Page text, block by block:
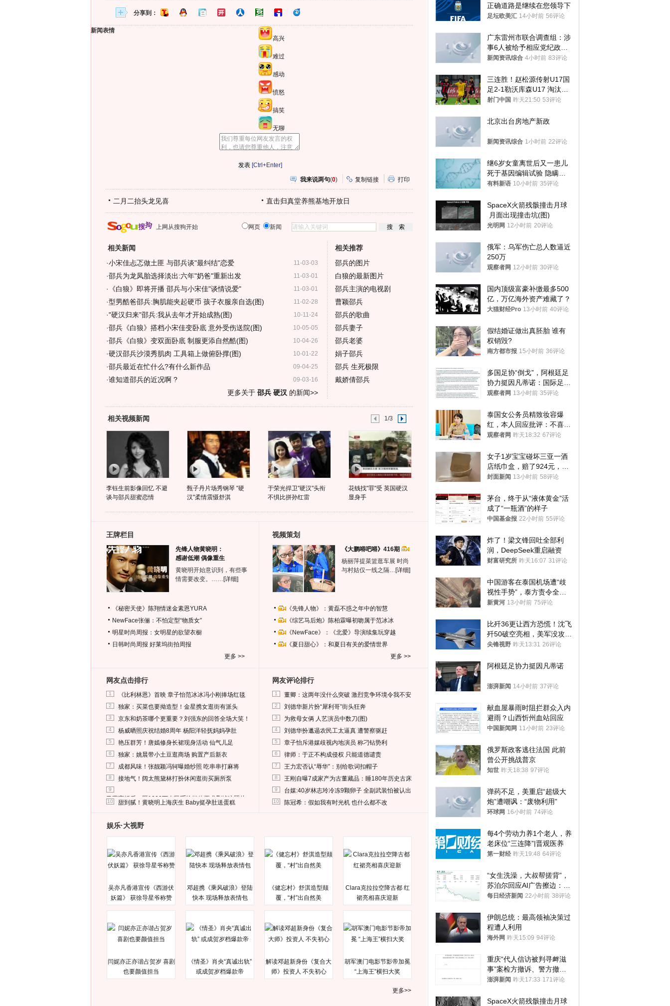
分享到：
新闻表情
高兴
难过
感动
愤怒
搞笑
无聊
[Ctrl+Enter]
我来说两句(0) 复制链接 打印
二月二抬头龙见喜 直击归真堂养熊基地开放日
上网从搜狗开始 网页 新闻
相关新闻
11-03-03
·小宋佳忐忑做土匪 与邵兵谈"最纠结"恋爱
11-03-01
·邵兵为龙凤胎选择淡出:六年"奶爸"重新出发
11-03-01
· 《白狼》即将开播 邵兵与小宋佳"谈情说爱"
11-02-28
·型男酷爸邵兵:胸肌能夹起硬币 孩子衣服亲自选(图)
10-11-24
·"硬汉归来"邵兵:我从去年才开始成熟(图)
10-05-05
·邵兵《白狼》搭档小宋佳变卧底 意外受伤送院(图)
10-04-26
·邵兵《白狼》变双面卧底 制服更添自然酷(图)
10-01-22
·硬汉邵兵沙漠秀肌肉 工具箱上做俯卧撑(图)
09-04-25
·邵兵最近在忙什么?有什么新作品
09-03-16
·谁知道邵兵的近况啊 ?
更多关于 邵兵 硬汉 的新闻>>
相关推荐
邵兵的图片
白狼的最新图片
邵兵主演的电视剧
曹颖邵兵
邵兵的歌曲
邵兵妻子
邵兵老婆
娟子邵兵
邵兵 生死极限
戴娇倩邵兵
相关视频新闻 1/3
李钰生前影像回忆 不避
谈与邵兵甜蜜恋情
甄子丹片场秀钢琴 "硬
汉"柔情震慑舒淇
于荣光捍卫"硬汉"头衔
不惧比拼孙红雷
花钱找"罪"受 英国硬汉
显身手
王牌栏目
先锋人物黄晓明：
感谢低潮 偶像重生
黄晓明开始意识到，有些事
情需要改变。…… [详细]
《秘密天使》陈翔情迷金素恩YURA
NewFace张俪：不怕定型“物质女”
明星时尚周报：女明星的欲望衣橱
日韩时尚周报 好莱坞街拍周报
更多 >>
视频策划
《大鹏嘚吧嘚》416期
杨丽萍提菜篮逛车展 时尚
与村姑仅一线之隔… [详细]
《先锋人物》：黄磊不惑之年中的智慧
《综艺马后炮》陈柏霖曝初吻属于范冰冰
《NewFace》：《北爱》导演续集玩穿越
《夏日甜心》：和夏日有关的爱情世界
更多 >>
网友点击排行
1 《比利林恩》首映 章子怡范冰冰冯小刚捧场红毯
2 独家：买菜也要拗造型！金星携女逛街有派头
3 京东和奶茶哪个更重要？刘强东的回答全场大笑！
4 杨威晒照庆祝结婚8周年 杨阳洋轻抚妈妈孕肚
5 艳压群芳！唐嫣修身长裙现身活动 仙气儿足
6 独家：姚晨带小土豆逛商场 购置产后新衣
7 成都风味！张靓颖冯轲曝婚纱照 吃串串打麻将
8 接地气！阔太熊黛林打扮休闲逛街买厕所泵
9
马蓉离婚后，砸1000万人民币给媒体要求删掉这照片
10 甜到腻！黄晓明上海庆生 Baby挺孕肚送蛋糕
网友评论排行
1 董卿：这两年没什么突破 激烈竞争环境令我不安
2 刘德华新片扮“犀利哥”街头狂奔
3 为救母女俩 人艺演员中数刀(图)
4 刘德华扮邋遢农民工太逼真 遭警察驱赶
5 章子怡斥港媒歧视内地演员 称刁钻势利
6 律师：于正不构成侵权 只能道德谴责
7 王力宏否认“辱华”：别给歌词扣帽子
8 王刚自曝7成家产为古董藏品：睡180年历史古床
9 台媒:40岁林志玲冷冻9颗卵子 全副武装怕被认出
10 陈冠希：假如我有时光机 也什么都不改
娱乐·大视野
吴亦凡香港宣传《西游伏
妖篇》 获徐导星爷称赞
邓超携《乘风破浪》登陆
快本 现场释放表情包
《健忘村》舒淇造型颠
覆，“村”出自然美
Clara克拉拉空降古都 红
裙亮相喜庆迎新
闫妮亦正亦谐占贺岁 喜剧
也要颜值担当
《情圣》肖央“真诚出轨”
或成贺岁档爆款帝
解读邓超新身份《复合大
师》投资人 不失初心
胡军澳门电影节影帝加冕
“上海王”横扫大奖
更多>>
正确道路是继续在您领导下
足坛欧美汇 14小时前 56评论
广东雷州市联合调查组：涉
事6人被给予相应党纪政务
处分和组织处理
新闻资讯综合 4小时前 83评论
三连胜！赵松源传射U17国
足2-1勒沃库森U17 淘汰赛
将战河床
射门中国 昨天21:50 53评论
北京出台房地产新政
新闻资讯综合 1小时前 22评论
继6岁女童离世后又一患儿
死于基因编辑试验 隐瞒一
年才对外披露
有料新语 10小时前 35评论
SpaceX火箭残骸撞击月球
月面出现撞击坑(图)
光明网 12小时前 20评论
俄军：乌军伤亡总人数逼近
250万
观察者网 12小时前 30评论
国内顶级富豪补缴最多500
亿，万亿海外资产难藏了？
大猫财经Pro 13小时前 40评论
假结婚证做出真胚胎 谁有
权销毁?
南方都市报 15小时前 36评论
多国足协“倒戈”，阿根廷足
协力挺因凡蒂诺：国际足联
今后应继续在其领导下前行
观察者网 13小时前 35评论
泰国女公务员精致妆容爆
红，本人回应批评：不喜欢
就别看
观察者网 昨天18:32 67评论
女子1岁宝宝碰坏三亚一酒
店纸巾盒，赔了924元，发
帖吐槽后酒店退还一半的
封面新闻 13小时前 58评论
茅台，终于从“液体黄金”活
成了“一瓶酒”的样子
中国基金报 22小时前 55评论
炸了！梁文锋回吐全部利
润，DeepSeek重启融资
财富研究所 昨天16:07 31评论
中国游客在泰国机场遭“歧
视性手势”，泰方责令全面
调查，对责任人采取最严厉
新黄河 13小时前 75评论
比歼36更让西方恐慌！沈飞
歼50破空亮相，美军没攻克
的技术被拿下
尖锋视野 昨天13:31 26评论
阿根廷足协力挺因凡蒂诺
澎湃新闻 14小时前 37评论
献血屋暴雨时阻拦群众入内
避雨？山西忻州血站回应
中国新闻网 11小时前 23评论
俄罗斯政客逃往法国 此前
曾公开挑战普京
知世 昨天18:38 97评论
弹药不足，美重启“超级大
炮”遭嘲讽：“废物利用”
环球网 16小时前 74评论
每4个劳动力养1个老人，养
老床位“三连降”|晋观医养
第一财经 昨天19:48 64评论
“女生洗澡，大叔帮搓背”，
苏泊尔回应AI广告擦边：视
频全下架，已强化内容管理
每日经济新闻 22小时前 38评论
伊朗总统：最高领袖决策过
程遭人利用
海外网 昨天15:09 94评论
重庆“代人信访被判寻衅滋
事”案检方撤诉、警方撤
案，两被告人获国赔
澎湃新闻 昨天17:33 171评论
SpaceX火箭残骸撞击月球